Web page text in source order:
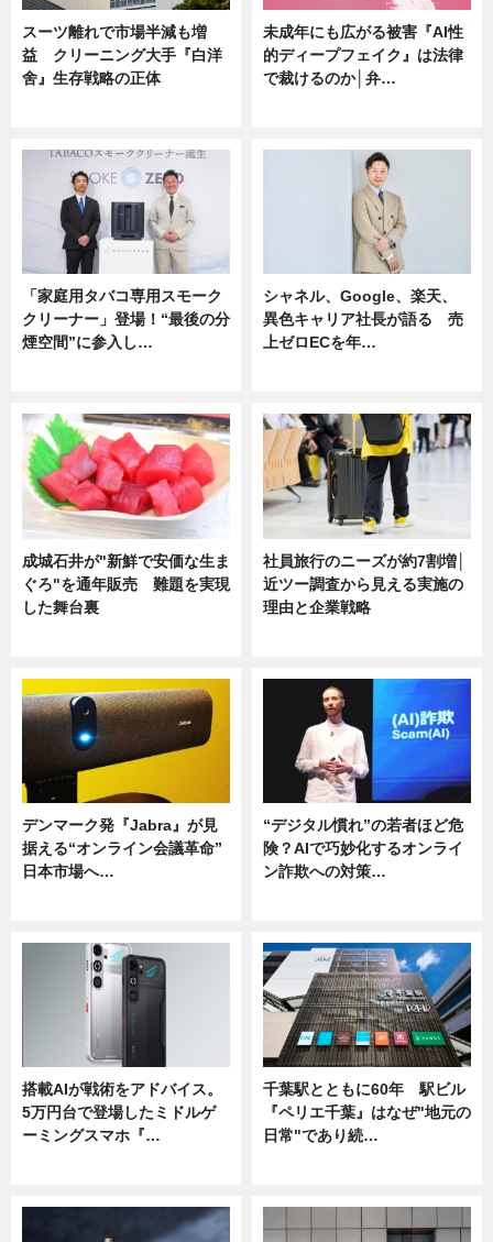
スーツ離れで市場半減も増
益 クリーニング大手『白洋
舍』生存戦略の正体
未成年にも広がる被害『AI性
的ディープフェイク』は法律
で裁けるのか│弁…
「家庭用タバコ専用スモーク
クリーナー」登場！“最後の分
煙空間”に参入し…
シャネル、Google、楽天、
異色キャリア社長が語る 売
上ゼロECを年…
成城石井が"新鮮で安価な生ま
ぐろ"を通年販売 難題を実現
した舞台裏
社員旅行のニーズが約7割増│
近ツー調査から見える実施の
理由と企業戦略
デンマーク発『Jabra』が見
据える“オンライン会議革命”
日本市場へ…
“デジタル慣れ”の若者ほど危
険？AIで巧妙化するオンライ
ン詐欺への対策…
搭載AIが戦術をアドバイス。
5万円台で登場したミドルゲ
ーミングスマホ『…
千葉駅とともに60年 駅ビル
『ペリエ千葉』はなぜ"地元の
日常"であり続…